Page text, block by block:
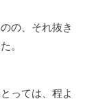
の、それ抜き
。
っては、程よ